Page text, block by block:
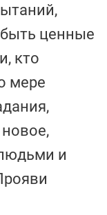
ценные
кто
мере
и